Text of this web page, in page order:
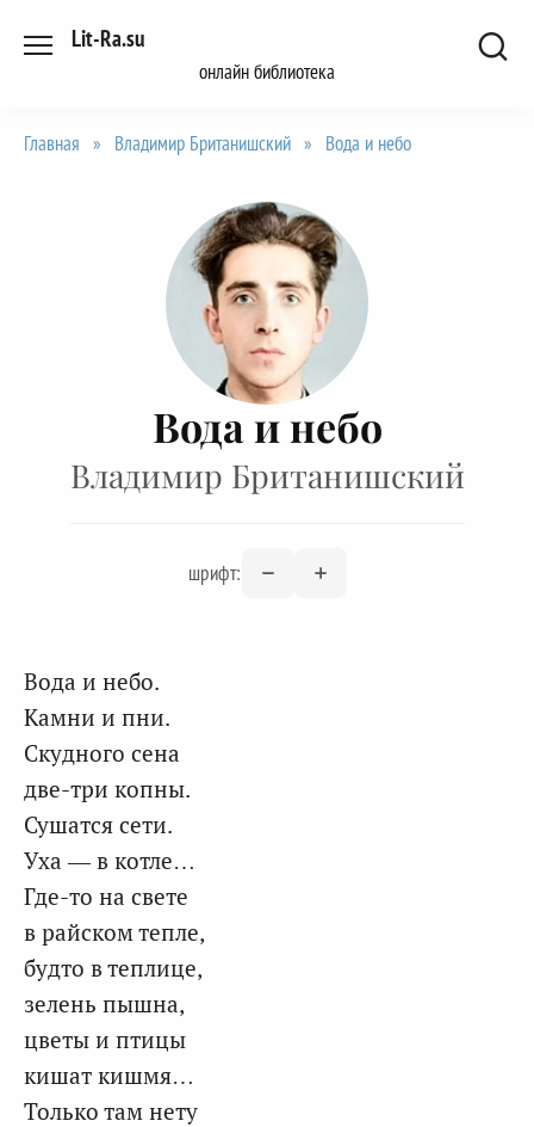
Lit-Ra.su
онлайн библиотека
Главная » Владимир Британишский » Вода и небо
Вода и небо
Владимир Британишский
шрифт:
Вода и небо.
Камни и пни.
Скудного сена
две-три копны.
Сушатся сети.
Уха — в котле…
Где-то на свете
в райском тепле,
будто в теплице,
зелень пышна,
цветы и птицы
кишат кишмя…
Только там нету